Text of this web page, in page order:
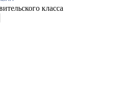
класса